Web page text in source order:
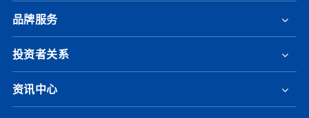
品牌服务
投资者关系
资讯中心